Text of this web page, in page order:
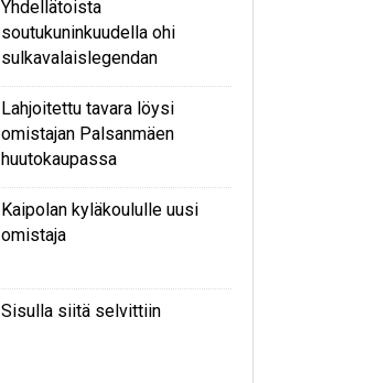
Yhdellätoista
soutukuninkuudella ohi
sulkavalaislegendan
Lahjoitettu tavara löysi
omistajan Palsanmäen
huutokaupassa
Kaipolan kyläkoululle uusi
omistaja
Sisulla siitä selvittiin